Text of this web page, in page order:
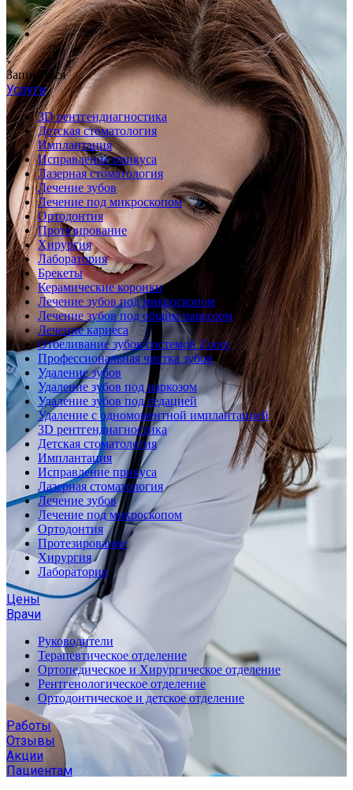
Записаться
Услуги
3D рентгендиагностика
Детская стоматология
Имплантация
Исправление прикуса
Лазерная стоматология
Лечение зубов
Лечение под микроскопом
Ортодонтия
Протезирование
Хирургия
Лаборатория
Брекеты
Керамические коронки
Лечение зубов под микроскопом
Лечение зубов под общим наркозом
Лечение кариеса
Отбеливание зубов системой Zoom
Профессиональная чистка зубов
Удаление зубов
Удаление зубов под наркозом
Удаление зубов под седацией
Удаление с одномоментной имплантацией
3D рентгендиагностика
Детская стоматология
Имплантация
Исправление прикуса
Лазерная стоматология
Лечение зубов
Лечение под микроскопом
Ортодонтия
Протезирование
Хирургия
Лаборатория
Цены
Врачи
Руководители
Терапевтическое отделение
Ортопедическое и Хирургическое отделение
Рентгенологическое отделение
Ортодонтическое и детское отделение
Работы
Отзывы
Акции
Пациентам